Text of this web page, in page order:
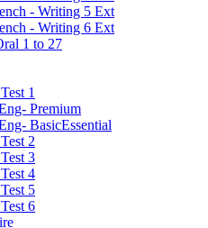
- Writing 5 Ext
- Writing 6 Ext
1 to 27
1
Premium
BasicEssential
2
3
4
5
6